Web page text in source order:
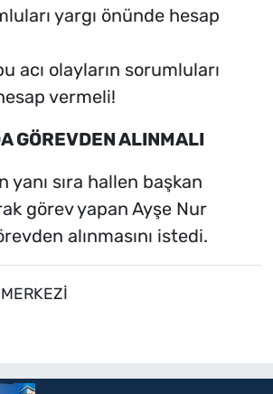
yargı önünde hesap
acı olayların sorumluları
vermeli!
GÖREVDEN ALINMALI
yanı sıra hallen başkan
görev yapan Ayşe Nur
alınmasını istedi.